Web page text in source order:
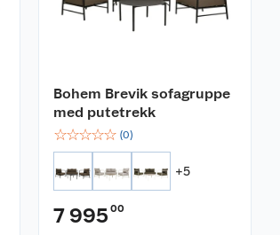
Bohem Brevik sofagruppe
med putetrekk
☆☆☆☆☆ (0)
+5
7 995 00